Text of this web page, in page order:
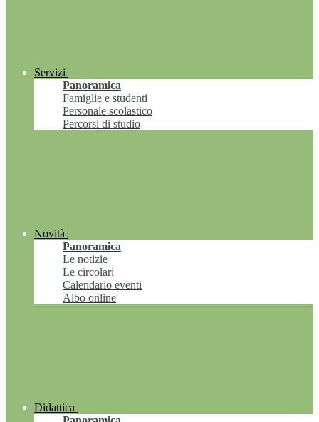
Servizi
Panoramica
Famiglie e studenti
Personale scolastico
Percorsi di studio
Novità
Panoramica
Le notizie
Le circolari
Calendario eventi
Albo online
Didattica